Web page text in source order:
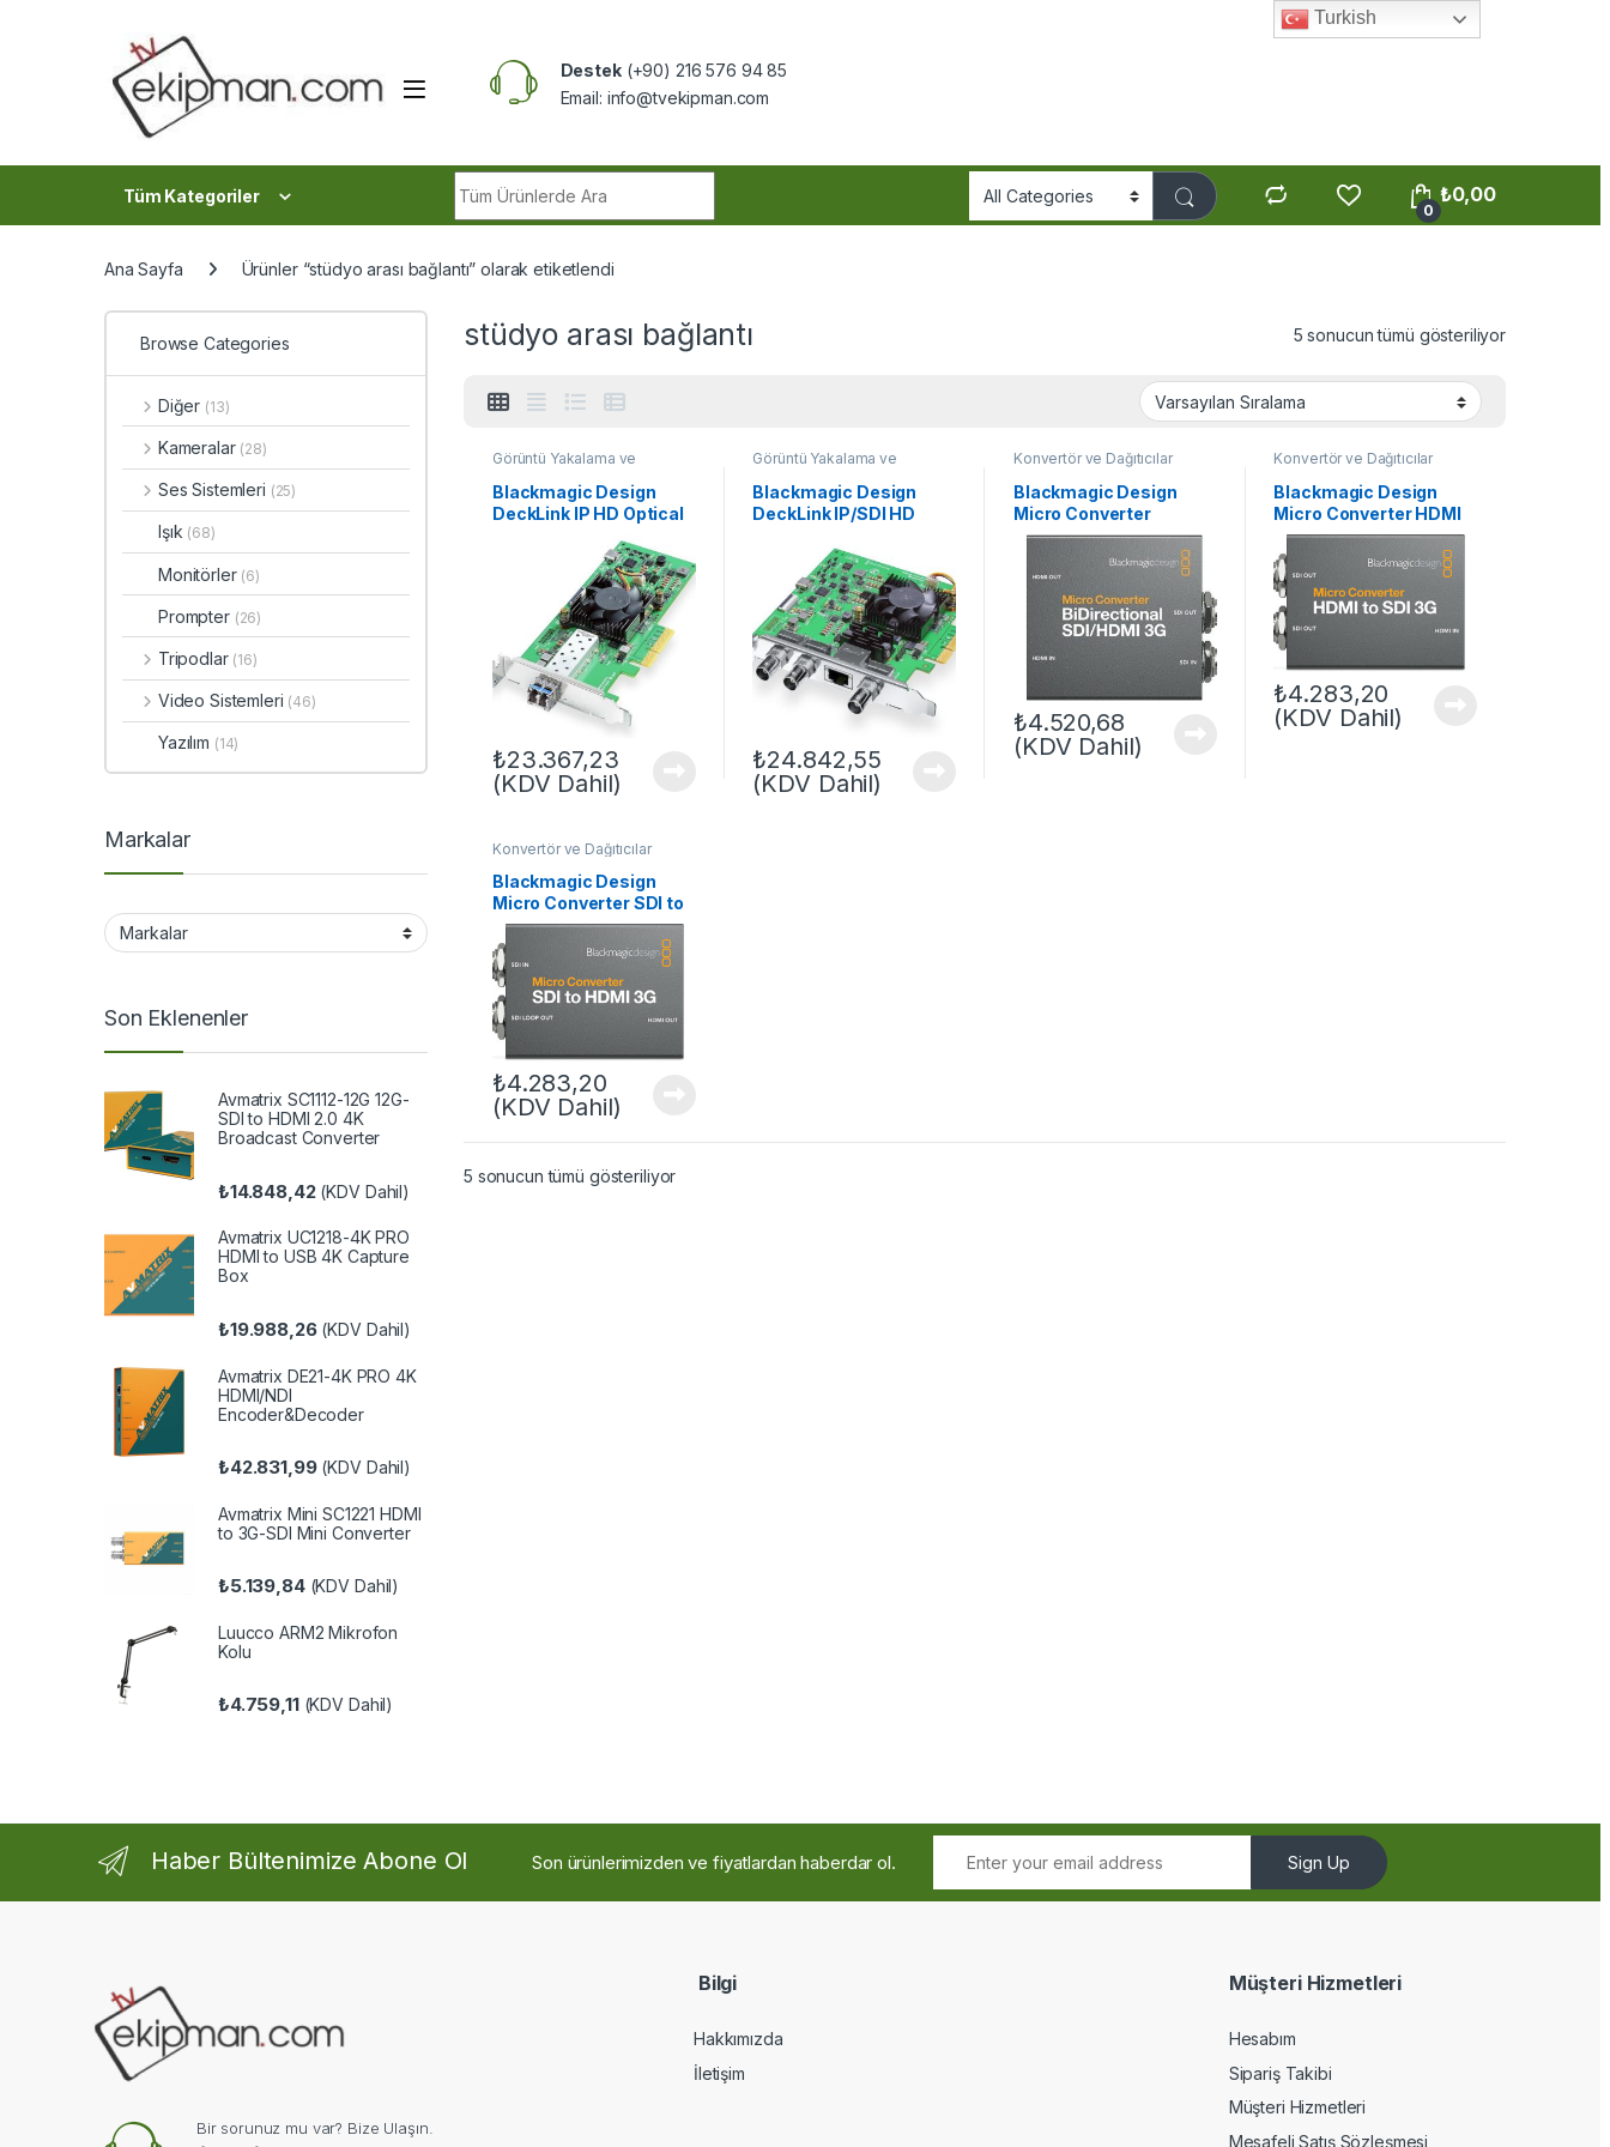
Destek(+90) 216 576 94 85
Email: info@tvekipman.com
Tüm Kategoriler
0
₺0,00
Ana Sayfa Ürünler “stüdyo arası bağlantı” olarak etiketlendi
stüdyo arası bağlantı 5 sonucun tümü gösteriliyor
Görüntü Yakalama ve
Blackmagic Design
DeckLink IP HD Optical
₺23.367,23
(KDV Dahil)
Görüntü Yakalama ve
Blackmagic Design
DeckLink IP/SDI HD
₺24.842,55
(KDV Dahil)
Konvertör ve Dağıtıcılar
Blackmagic Design
Micro Converter
BiDirectional SDI/HDMI
₺4.520,68
(KDV Dahil)
Konvertör ve Dağıtıcılar
Blackmagic Design
Micro Converter HDMI
to SDI 3G
₺4.283,20
(KDV Dahil)
Konvertör ve Dağıtıcılar
Blackmagic Design
Micro Converter SDI to
HDMI 3G
₺4.283,20
(KDV Dahil)
5 sonucun tümü gösteriliyor
Browse Categories
Diğer (13)
Kameralar (28)
Ses Sistemleri (25)
Işık (68)
Monitörler (6)
Prompter (26)
Tripodlar (16)
Video Sistemleri (46)
Yazılım (14)
Markalar
Son Eklenenler
Avmatrix SC1112-12G 12G-
SDI to HDMI 2.0 4K
Broadcast Converter
₺14.848,42(KDV Dahil)
Avmatrix UC1218-4K PRO
HDMI to USB 4K Capture
Box
₺19.988,26(KDV Dahil)
Avmatrix DE21-4K PRO 4K
HDMI/NDI
Encoder&Decoder
₺42.831,99(KDV Dahil)
Avmatrix Mini SC1221 HDMI
to 3G-SDI Mini Converter
₺5.139,84(KDV Dahil)
Luucco ARM2 Mikrofon
Kolu
₺4.759,11(KDV Dahil)
Haber Bültenimize Abone Ol Son ürünlerimizden ve fiyatlardan haberdar ol. Sign Up
Bir sorunuz mu var? Bize Ulaşın.
Bilgi
Hakkımızda
İletişim
Müşteri Hizmetleri
Hesabım
Sipariş Takibi
Müşteri Hizmetleri
Mesafeli Satış Sözleşmesi
Turkish